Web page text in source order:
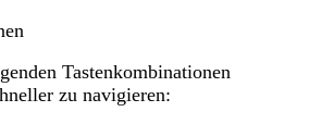
Tastenkombinationen
zu navigieren: